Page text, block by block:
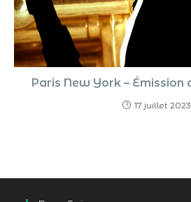
Paris New York – Émission
17 juillet 2023